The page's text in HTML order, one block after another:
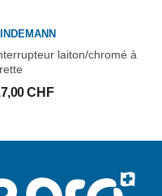
laiton/chromé à
CHF